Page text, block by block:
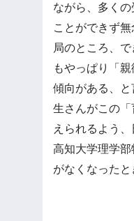
ながら、多く
ことができず
局のところ、
もやっぱり「
傾向がある、
生さんがこの
えられるよう
高知大学理学
がなくなったと